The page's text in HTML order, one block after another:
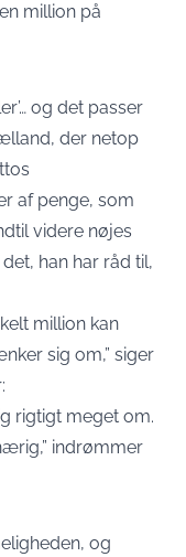
million på
og det passer
der netop
af penge, som
videre nøjes
han har råd til,
million kan
sig om,” siger
rigtigt meget om.
indrømmer
og